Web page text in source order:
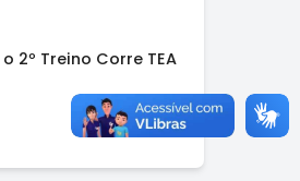
2º Treino Corre TEA